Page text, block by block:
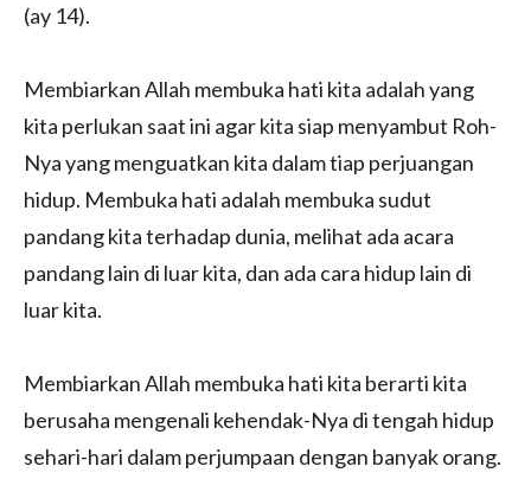
(ay 14).
Membiarkan Allah membuka hati kita adalah yang
kita perlukan saat ini agar kita siap menyambut Roh-
Nya yang menguatkan kita dalam tiap perjuangan
hidup. Membuka hati adalah membuka sudut
pandang kita terhadap dunia, melihat ada acara
pandang lain di luar kita, dan ada cara hidup lain di
luar kita.
Membiarkan Allah membuka hati kita berarti kita
berusaha mengenali kehendak-Nya di tengah hidup
sehari-hari dalam perjumpaan dengan banyak orang.